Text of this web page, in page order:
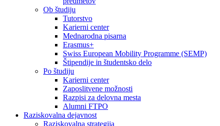
Ob študiju
Tutorstvo
Karierni center
Mednarodna pisarna
Erasmus+
Swiss European Mobility Programme (SEMP)
Štipendije in študentsko delo
Po študiju
Karierni center
Zaposlitvene možnosti
Razpisi za delovna mesta
Alumni FTPO
Raziskovalna dejavnost
Raziskovalna strategija